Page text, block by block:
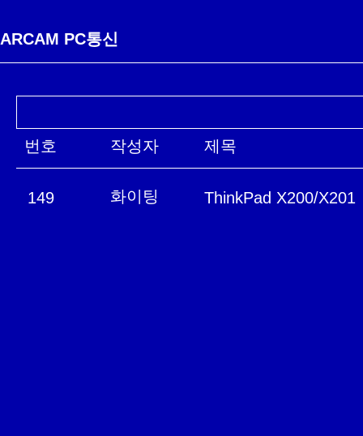
ARCAM PC통신
번호 작성자 제목
149 화이팅 ThinkPad X200/X201